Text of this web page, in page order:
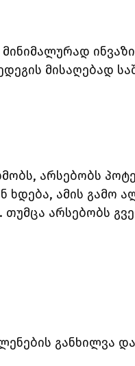
მინიმალურად
მისაღებად
არსებობს
ხდება, ამის გამო
თუმცა არსებობს
განხილვა